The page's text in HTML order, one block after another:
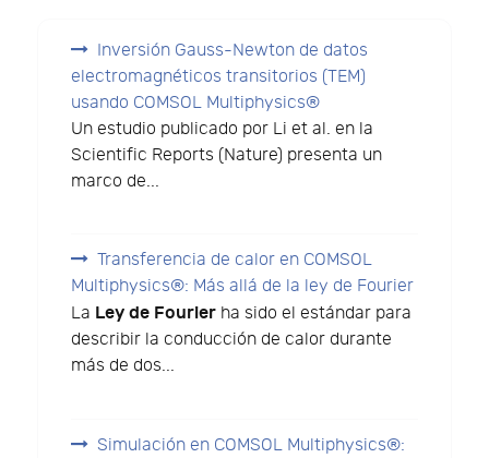
Inversión Gauss-Newton de datos
electromagnéticos transitorios (TEM)
usando COMSOL Multiphysics®
Un estudio publicado por Li et al. en la
Scientific Reports (Nature) presenta un
marco de...
Transferencia de calor en COMSOL
Multiphysics®: Más allá de la ley de Fourier
La Ley de Fourier ha sido el estándar para
describir la conducción de calor durante
más de dos...
Simulación en COMSOL Multiphysics®: